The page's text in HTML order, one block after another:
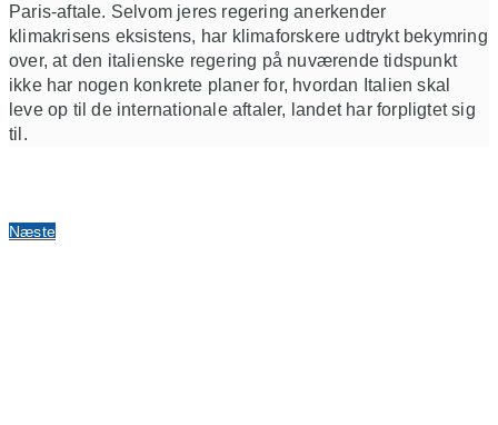
Paris-aftale. Selvom jeres regering anerkender
klimakrisens eksistens, har klimaforskere udtrykt bekymring
over, at den italienske regering på nuværende tidspunkt
ikke har nogen konkrete planer for, hvordan Italien skal
leve op til de internationale aftaler, landet har forpligtet sig
til.
Næste